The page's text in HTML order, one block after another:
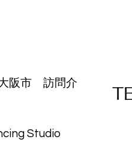
阪市 ​訪問介
Studio